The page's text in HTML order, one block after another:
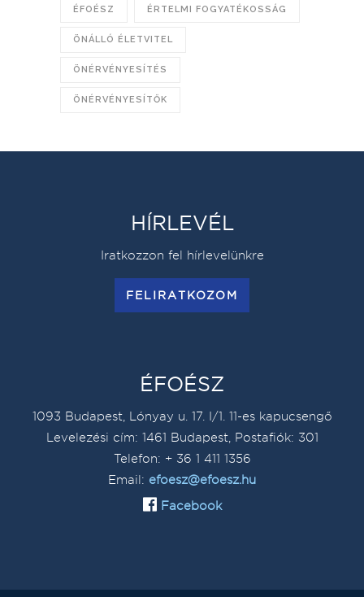
ÉFOÉSZ ÉRTELMI FOGYATÉKOSSÁG
ÖNÁLLÓ ÉLETVITEL
ÖNÉRVÉNYESÍTÉS
ÖNÉRVÉNYESÍTŐK
HÍRLEVÉL
Iratkozzon fel hírlevelünkre
FELIRATKOZOM
ÉFOÉSZ
1093 Budapest, Lónyay u. 17. I/1. 11-es kapucsengő
Levelezési cím: 1461 Budapest, Postafiók: 301
Telefon: + 36 1 411 1356
Email: efoesz@efoesz.hu
Facebook